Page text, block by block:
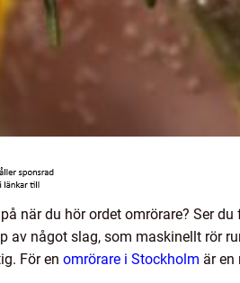
när du hör ordet omrörare? Ser
av något slag, som maskinellt rör
För en omrörare i Stockholm är